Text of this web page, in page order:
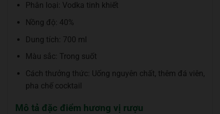
Phân loại: Vodka tinh khiết
Nồng độ: 40%
Dung tích: 700 ml
Màu sắc: Trong suốt
Cách thưởng thức: Uống nguyên chất, thêm đá viên,
pha chế cocktail
Mô tả đặc điểm hương vị rượu